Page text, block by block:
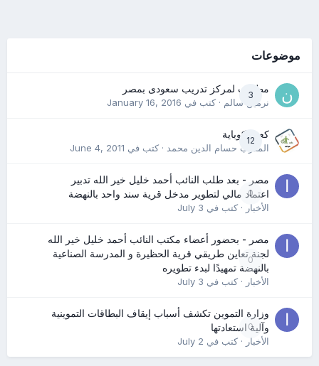
موضوعات
3
مطلوب لمركز تدريب سعودى بمصر
نرمين سالم· كتب في January 16, 2016
12
كعب كوباية
المدرب حسام الدين محمد· كتب في June 4, 2011
0
مصر - بعد طلب النائب أحمد خليل خير الله تدبير
اعتماد مالي لتطوير مدخل قرية سند واحد بالنهضة
الأخبار· كتب في July 3
0
مصر - بحضور أعضاء مكتب النائب أحمد خليل خير الله
لجنة تعاين طريقي قرية الحظيرة و المدرسة الصناعية
بالنهضة تمهيدًا لبدء تطويره
الأخبار· كتب في July 3
0
وزارة التموين تكشف أسباب إيقاف البطاقات التموينية
وآلية استعادتها
الأخبار· كتب في July 2